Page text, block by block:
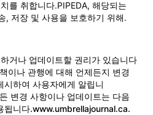
를 취합니다.PIPEDA, 해당되는
, 저장 및 사용을 보호하기 위해.
거나 업데이트할 권리가 있습니다
이나 관행에 대해 언제든지 변경
시하여 사용자에게 알립니
변경 사항이나 업데이트는 다음
됩니다.www.umbrellajournal.ca.